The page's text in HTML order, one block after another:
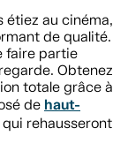
étiez au cinéma,
de qualité.
faire partie
Obtenez
totale grâce à
de haut-
qui rehausseront